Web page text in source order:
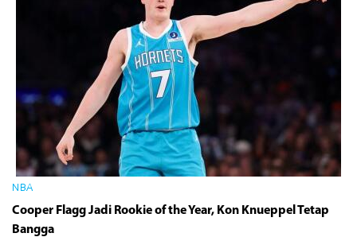
NBA
Cooper Flagg Jadi Rookie of the Year, Kon Knueppel Tetap
Bangga